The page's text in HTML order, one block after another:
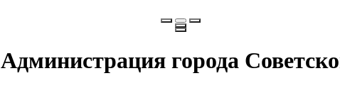
Администрация города